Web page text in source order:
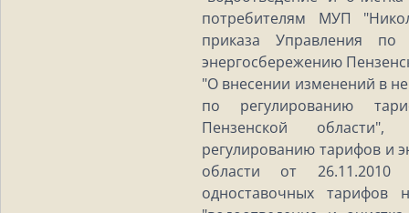
потребителям МУП
приказа Управления
энергосбережению
"О внесении изменений в
по регулированию
Пензенской
регулированию тарифов и
области от
одноставочных тарифов